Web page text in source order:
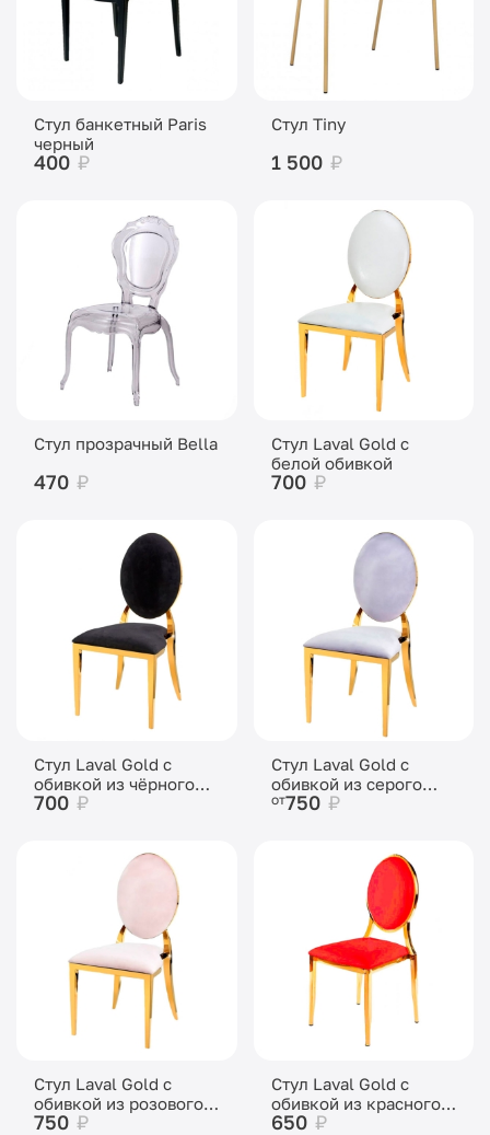
Стул банкетный Paris
черный
400 ₽
Стул Tiny
1 500 ₽
Стул прозрачный Bella
470 ₽
Стул Laval Gold с
белой обивкой
700 ₽
Стул Laval Gold с
обивкой из чёрного
бархата
700 ₽
Стул Laval Gold с
обивкой из серого
бархата
от750 ₽
Стул Laval Gold с
обивкой из розового
бархата
750 ₽
Стул Laval Gold с
обивкой из красного
бархата
650 ₽